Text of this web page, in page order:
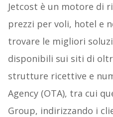
Jetcost è un motore di
prezzi per voli, hotel e
trovare le migliori
disponibili sui siti di
strutture ricettive e
Agency (OTA), tra cui
Group, indirizzando i